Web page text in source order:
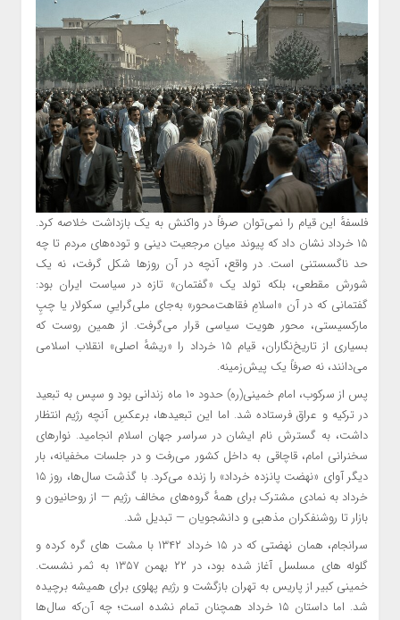
فلسفهٔ این قیام را نمی‌توان صرفاً در واکنش به یک بازداشت خلاصه کرد.
۱۵ خرداد نشان داد که پیوند میان مرجعیت دینی و توده‌های مردم تا چه
حد ناگسستنی است. در واقع، آنچه در آن روزها شکل گرفت، نه یک
شورش مقطعی، بلکه تولد یک «گفتمان» تازه در سیاست ایران بود:
گفتمانی که در آن «اسلامِ فقاهت‌محور» به‌جای ملی‌گراییِ سکولار یا چپِ
مارکسیستی، محور هویت سیاسی قرار می‌گرفت. از همین روست که
بسیاری از تاریخ‌نگاران، قیام ۱۵ خرداد را «ریشهٔ اصلی» انقلاب اسلامی
می‌دانند، نه صرفاً یک پیش‌زمینه.
پس از سرکوب، امام خمینی(ره) حدود ۱۰ ماه زندانی بود و سپس به تبعید
در ترکیه و عراق فرستاده شد. اما این تبعیدها، برعکسِ آنچه رژیم انتظار
داشت، به گسترش نام ایشان در سراسر جهان اسلام انجامید. نوارهای
سخنرانی امام، قاچاقی به داخل کشور می‌رفت و در جلسات مخفیانه، بار
دیگر آوای «نهضت پانزده خرداد» را زنده می‌کرد. با گذشت سال‌ها، روز ۱۵
خرداد به نمادی مشترک برای همهٔ گروه‌های مخالف رژیم — از روحانیون و
بازار تا روشنفکران مذهبی و دانشجویان — تبدیل شد.
سرانجام، همان نهضتی که در ۱۵ خرداد ۱۳۴۲ با مشت های گره کرده و
گلوله های مسلسل آغاز شده بود، در ۲۲ بهمن ۱۳۵۷ به ثمر نشست.
خمینی کبیر از پاریس به تهران بازگشت و رژیم پهلوی برای همیشه برچیده
شد. اما داستان ۱۵ خرداد همچنان تمام نشده است؛ چه آن‌که سال‌ها